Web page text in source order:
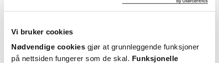
Vi bruker cookies
Nødvendige cookies gjør at grunnleggende funksjoner
på nettsiden fungerer som de skal. Funksjonelle
Helt grei
6 måneder siden
Christina
Helt grei. Ikke verdt pengene for min del. Funker helt ok som